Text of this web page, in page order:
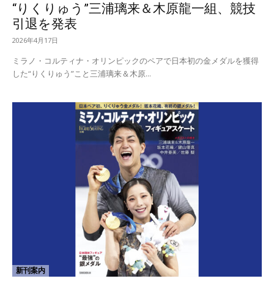
“りくりゅう”三浦璃来＆木原龍一組、競技
引退を発表
2026年4月17日
ミラノ・コルティナ・オリンピックのペアで日本初の金メダルを獲得
した“りくりゅう”こと三浦璃来＆木原...
新刊案内